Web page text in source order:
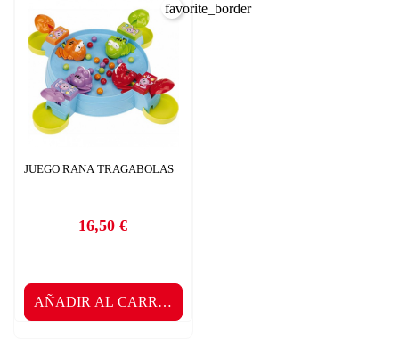
JUEGO RANA TRAGABOLAS
Precio
16,50 €
AÑADIR AL CARRITO
favorite_border